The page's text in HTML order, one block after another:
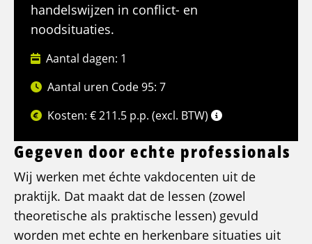
handelswijzen in conflict- en
noodsituaties.
Aantal dagen: 1
Aantal uren Code 95: 7
Kosten: € 211.5 p.p. (excl. BTW)
Gegeven door echte professionals
Wij werken met échte vakdocenten uit de
praktijk. Dat maakt dat de lessen (zowel
theoretische als praktische lessen) gevuld
worden met echte en herkenbare situaties uit